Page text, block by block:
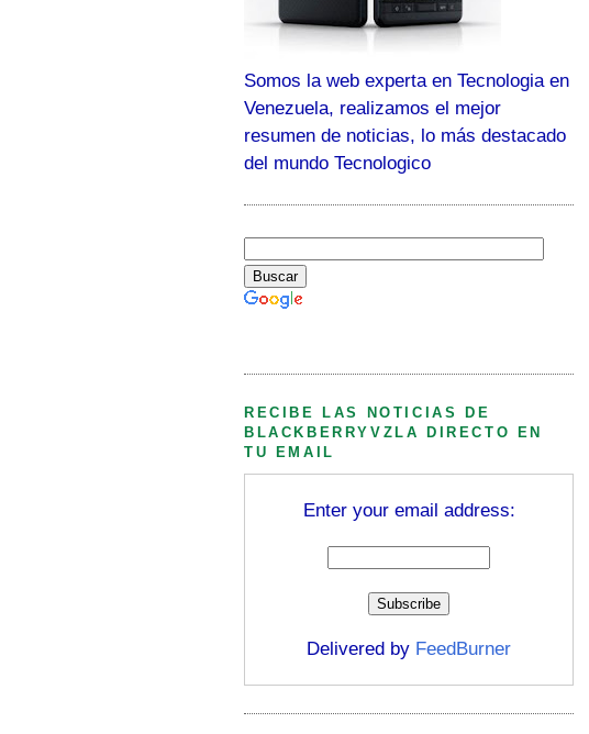
Somos la web experta en Tecnologia en
Venezuela, realizamos el mejor
resumen de noticias, lo más destacado
del mundo Tecnologico
RECIBE LAS NOTICIAS DE
BLACKBERRYVZLA DIRECTO EN
TU EMAIL
Enter your email address:
Delivered by FeedBurner